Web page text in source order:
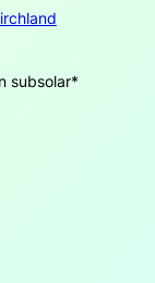
subsolar*